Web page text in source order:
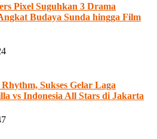
Pixel Suguhkan 3 Drama
Budaya Sunda hingga Film
Sukses Gelar Laga
vs Indonesia All Stars di Jakarta